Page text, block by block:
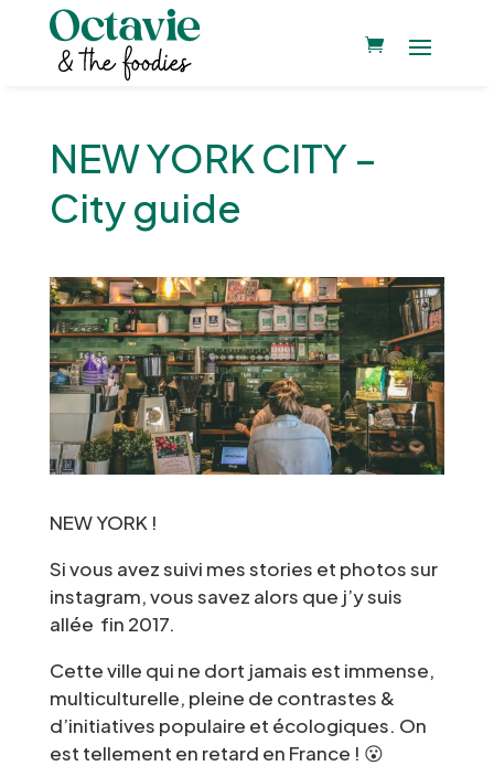
NEW YORK CITY –
City guide
NEW YORK !
Si vous avez suivi mes stories et photos sur
instagram, vous savez alors que j’y suis
allée fin 2017.
Cette ville qui ne dort jamais est immense,
multiculturelle, pleine de contrastes &
d’initiatives populaire et écologiques. On
est tellement en retard en France ! 😮